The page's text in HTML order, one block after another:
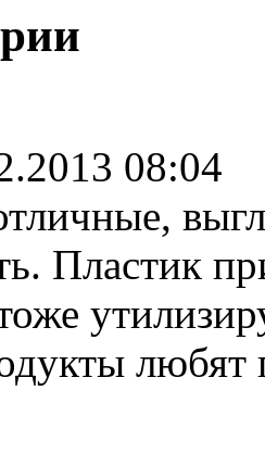
08:04
Пластик
любят